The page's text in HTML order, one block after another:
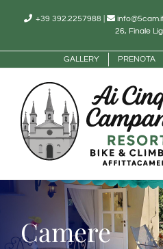
contenuto
+39 392.2257988
26, Finale
GALLERY PRENOTA
Camere